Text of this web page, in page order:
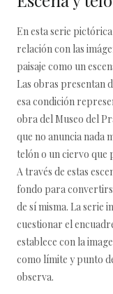
En esta serie
relación con las
paisaje como un
Las obras presentan
esa condición
obra del Museo del
que no anuncia nada
telón o un ciervo
A través de estas
fondo para
de sí misma. La serie
cuestionar el
establece con la
como límite y punto
observa.